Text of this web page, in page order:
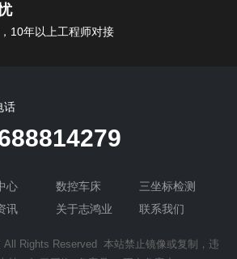
10年以上工程师对接
话
心 数控车床
三坐标检测
讯 关于志鸿业 联系我们
Rights Reserved 本站禁止镜像或复制，违